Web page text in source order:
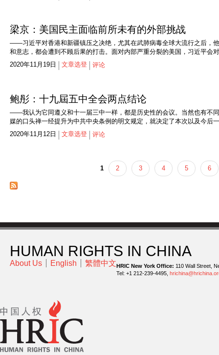
梁京：美国民主面临前所未有的外部挑战
——习近平对香港和新疆镇压之决绝，尤其在武肺病毒全球大流行之后，
和意志，都会遭到不顾后果的打击。面对内部严重分裂的美国，习近平会
2020年11月19日
文章选登 评论
鲍彤：十九屆五中全会两点结论
——我认为它同遵义和十一届三中一样，都是历史性的会议。当然也有不
媒的口头禅一经提升为中共中央条例的明文规定，就决定了本次以及今
2020年11月12日
文章选登 评论
1 2 3 4 5 6
HUMAN RIGHTS IN CHINA
About Us English 繁體中文HRIC New York Office: 110 Wall Street,
Tel: +1 212-239-4495,